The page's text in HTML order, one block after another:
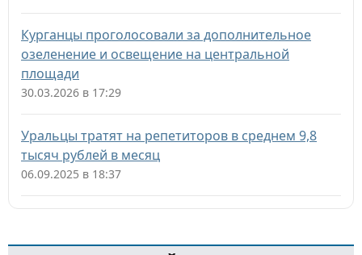
Курганцы проголосовали за дополнительное
озеленение и освещение на центральной
площади
30.03.2026 в 17:29
Уральцы тратят на репетиторов в среднем 9,8
тысяч рублей в месяц
06.09.2025 в 18:37